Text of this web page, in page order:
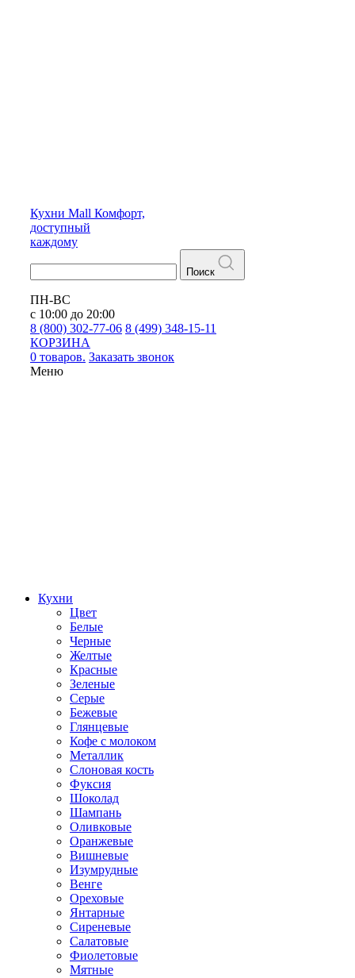
Кухни Mall Комфорт,
доступный
каждому
Поиск
ПН-ВС
с 10:00 до 20:00
8 (800) 302-77-06 8 (499) 348-15-11
КОРЗИНА
0 товаров. Заказать звонок
Меню
Кухни
Цвет
Белые
Черные
Желтые
Красные
Зеленые
Серые
Бежевые
Глянцевые
Кофе с молоком
Металлик
Слоновая кость
Фуксия
Шоколад
Шампань
Оливковые
Оранжевые
Вишневые
Изумрудные
Венге
Ореховые
Янтарные
Сиреневые
Салатовые
Фиолетовые
Мятные